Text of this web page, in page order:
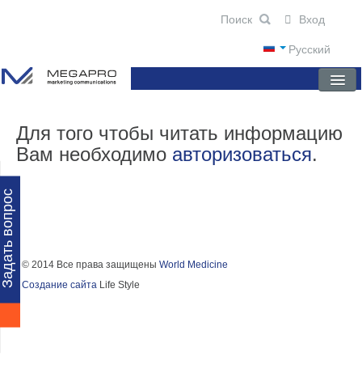
вопрос
Русский
Вход
ГЛАВНАЯ
О КОМПАНИИ
ПАРТНЕРЫ
Для того чтобы читать информацию
Вам необходимо авторизоваться.
© 2014 Все права защищеныWorld Medicine
Создание сайта Life Style